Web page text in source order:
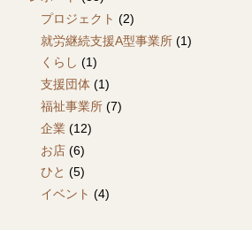
プロジェクト (2)
就労継続支援A型事業所 (1)
くらし (1)
支援団体 (1)
福祉事業所 (7)
企業 (12)
お店 (6)
ひと (5)
イベント (4)